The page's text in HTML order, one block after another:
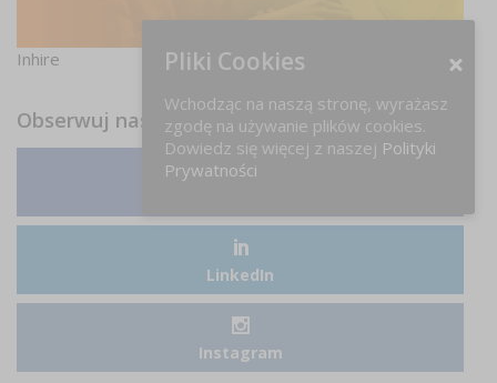
Inhire
Obserwuj nas
LinkedIn
Instagram
Pliki Cookies
Wchodząc na naszą stronę, wyrażasz
zgodę na używanie plików cookies.
Dowiedz się więcej z naszej Polityki
Prywatności